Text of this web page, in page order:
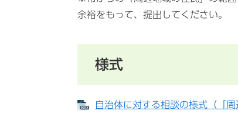
余裕をもって、提出してください。
様式
自治体に対する相談の様式（「